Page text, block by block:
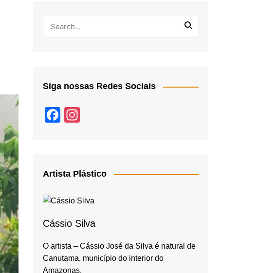
Siga nossas Redes Sociais
F
b
o
k
a
Artista Plástico
Cássio Silva
O artista – Cássio José da Silva é natural de
Canutama, município do interior do
Amazonas,